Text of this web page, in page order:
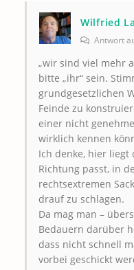
Wilfried
Antwort
„wir sind viel mehr
bitte „ihr“ sein.
grundgesetzlichen
Feinde zu
einer nicht
wirklich kennen
Ich denke, hier liegt
Richtung passt, in
rechtsextremen
drauf zu schlagen.
Da mag man –
Bedauern darüber
dass nicht schnell
vorbei geschickt